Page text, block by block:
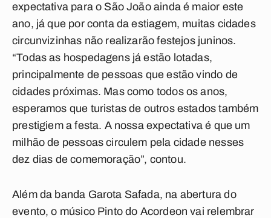
expectativa para o São João ainda é maior este
ano, já que por conta da estiagem, muitas cidades
circunvizinhas não realizarão festejos juninos.
“Todas as hospedagens já estão lotadas,
principalmente de pessoas que estão vindo de
cidades próximas. Mas como todos os anos,
esperamos que turistas de outros estados também
prestigiem a festa. A nossa expectativa é que um
milhão de pessoas circulem pela cidade nesses
dez dias de comemoração”, contou.
Além da banda Garota Safada, na abertura do
evento, o músico Pinto do Acordeon vai relembrar